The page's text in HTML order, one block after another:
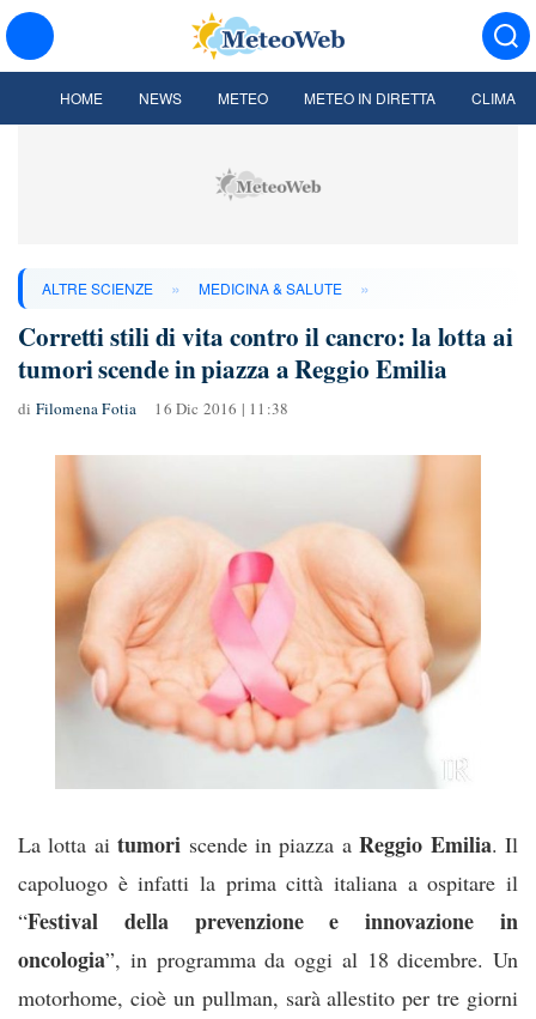
HOME NEWS METEO METEO IN DIRETTA CLIMA
ALTRE SCIENZE » MEDICINA & SALUTE »
Corretti stili di vita contro il cancro: la lotta ai
tumori scende in piazza a Reggio Emilia
di Filomena Fotia 16 Dic 2016 | 11:38
La lotta aitumori scende in piazza aReggio Emilia. Il
capoluogo è infatti la prima città italiana a ospitare il
“Festival della prevenzione e innovazione in
oncologia”, in programma da oggi al 18 dicembre. Un
motorhome, cioè un pullman, sarà allestito per tre giorni